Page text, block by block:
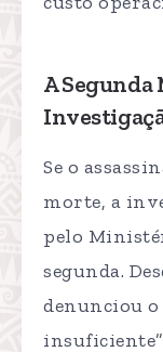
A Segunda
Se o
morte, a
pelo
segunda.
denunciou
insuficiente”